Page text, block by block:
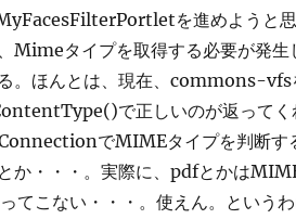
を進めようと思
Mimeタイプを取得する必要が発生
。ほんとは、現在、commons-vfs
で正しいのが返ってく
でMIMEタイプを判断す
か・・・。実際に、pdfとかは
てこない・・・。使えん。というわ